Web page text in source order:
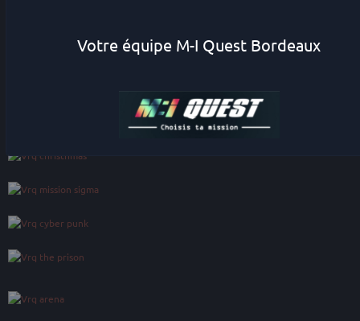
Votre équipe M-I Quest Bordeaux